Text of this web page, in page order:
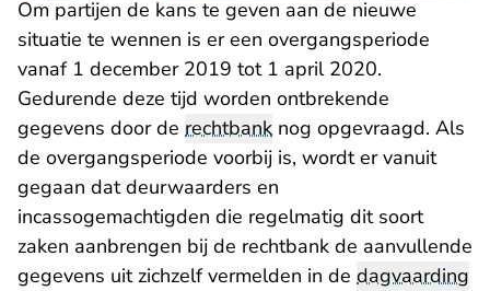
Om partijen de kans te geven aan de nieuwe
situatie te wennen is er een overgangsperiode
vanaf 1 december 2019 tot 1 april 2020.
Gedurende deze tijd worden ontbrekende
gegevens door de rechtbank nog opgevraagd. Als
de overgangsperiode voorbij is, wordt er vanuit
gegaan dat deurwaarders en
incassogemachtigden die regelmatig dit soort
zaken aanbrengen bij de rechtbank de aanvullende
gegevens uit zichzelf vermelden in de dagvaarding